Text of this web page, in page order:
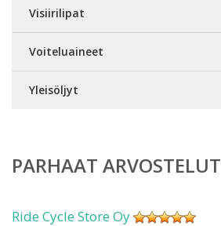
Visiirilipat
Voiteluaineet
Yleisöljyt
PARHAAT ARVOSTELUT
Ride Cycle Store Oy